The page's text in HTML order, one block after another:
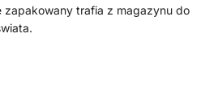
zapakowany trafia z magazynu do